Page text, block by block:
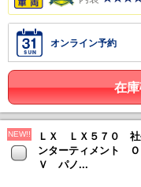
オンライン予約
在
NEW!!
ＬＸ ＬＸ５７０
ンターティメント
Ｖ パノ...